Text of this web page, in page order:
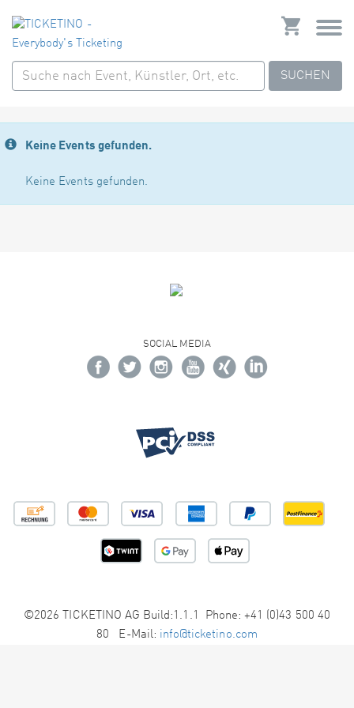
SUCHEN
Keine Events gefunden.
Keine Events gefunden.
SOCIAL MEDIA
©2026 TICKETINO AG Build:1.1.1 Phone: +41 (0)43 500 40
80 E-Mail: info@ticketino.com